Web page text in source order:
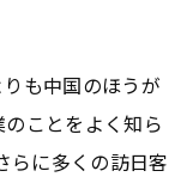
も中国のほうが
ことをよく知ら
らに多くの訪日客